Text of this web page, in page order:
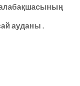
ауданы .